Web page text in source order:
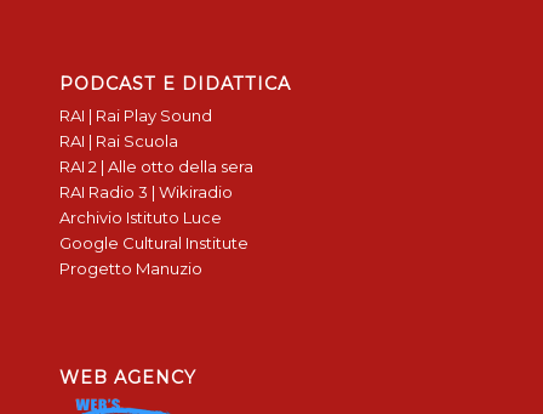
PODCAST E DIDATTICA
RAI | Rai Play Sound
RAI | Rai Scuola
RAI 2 | Alle otto della sera
RAI Radio 3 | Wikiradio
Archivio Istituto Luce
Google Cultural Institute
Progetto Manuzio
WEB AGENCY